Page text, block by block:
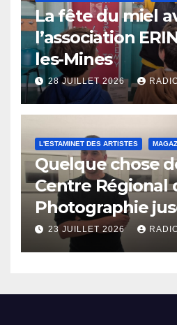
La fête du miel
l’association
les-Mines
28 JUILLET 2026
L'ESTAMINET DES ARTISTES
Quelque chose
Centre Régional
Photographie
octobre
23 JUILLET 2026